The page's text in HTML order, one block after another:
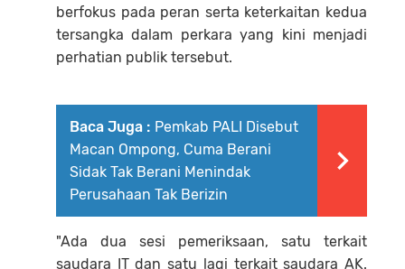
berfokus pada peran serta keterkaitan kedua
tersangka dalam perkara yang kini menjadi
perhatian publik tersebut.
Baca Juga : Pemkab PALI Disebut
Macan Ompong, Cuma Berani
Sidak Tak Berani Menindak
Perusahaan Tak Berizin
"Ada dua sesi pemeriksaan, satu terkait
saudara IT dan satu lagi terkait saudara AK.